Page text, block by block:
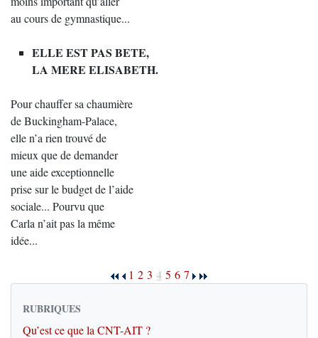
au cours de gymnastique...
ELLE EST PAS BETE,
LA MERE ELISABETH.
Pour chauffer sa chaumière
de Buckingham-Palace,
elle n’a rien trouvé de
mieux que de demander
une aide exceptionnelle
prise sur le budget de l’aide
sociale... Pourvu que
Carla n’ait pas la même
idée...
1 2 3 4 5 6 7
RUBRIQUES
Qu’est ce que la CNT-AIT ?